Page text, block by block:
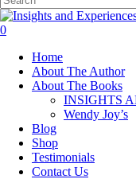
Close
Search
0
Home
About The Author
About The Books
INSIGHTS
Wendy Joy’s
Blog
Shop
Testimonials
Contact Us